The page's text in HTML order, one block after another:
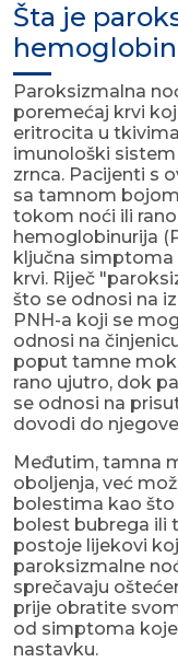
Šta je
Paroksizmalna
poremećaj krvi
eritrocita u
imunološki
zrnca. Pacijenti s
sa tamnom
tokom noći ili
hemoglobinurija
ključna simptoma
krvi. Riječ
što se odnosi na
PNH-a koji se
odnosi na
poput tamne
rano ujutro, dok
se odnosi na
dovodi do
Međutim, tamna
oboljenja, već
bolestima kao
bolest bubrega ili
postoje lijekovi
paroksizmalne
sprečavaju
prije obratite
od simptoma
nastavku.